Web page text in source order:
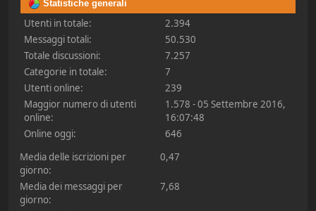
Statistiche generali
Utenti in totale:
2.394
Messaggi totali:
50.530
Totale discussioni:
7.257
Categorie in totale:
7
Utenti online:
239
Maggior numero di utenti
online:
1.578 - 05 Settembre 2016,
16:07:48
Online oggi:
646
Media delle iscrizioni per
giorno:
0,47
Media dei messaggi per
giorno:
7,68